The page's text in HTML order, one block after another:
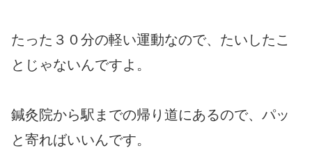
たった３０分の軽い運動なので、たいしたこ
とじゃないんですよ。
鍼灸院から駅までの帰り道にあるので、パッ
と寄ればいいんです。